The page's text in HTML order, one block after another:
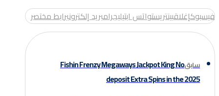
فيسبوكإغلاقبينتريستواتس ابتيليجرامبريد إلكترونيرابط مختصر
سابقFishin Frenzy Megaways Jackpot King No
deposit Extra Spins in the 2025